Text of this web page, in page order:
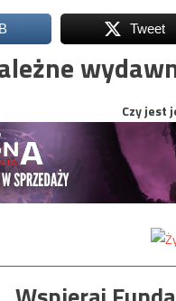
Tweet
Czy jest